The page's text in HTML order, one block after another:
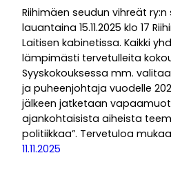
Riihimäen seudun vihreät
lauantaina 15.11.2025 klo 17
Laitisen kabinetissa. Kaikki
lämpimästi tervetulleita
Syyskokouksessa mm.
ja puheenjohtaja vuodelle
jälkeen jatketaan
ajankohtaisista aiheista
politiikkaa”. Tervetuloa
11.11.2025